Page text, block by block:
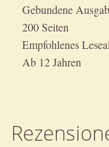
Gebundene
200 Seiten
Empfohlenes
Ab 12 Jahren